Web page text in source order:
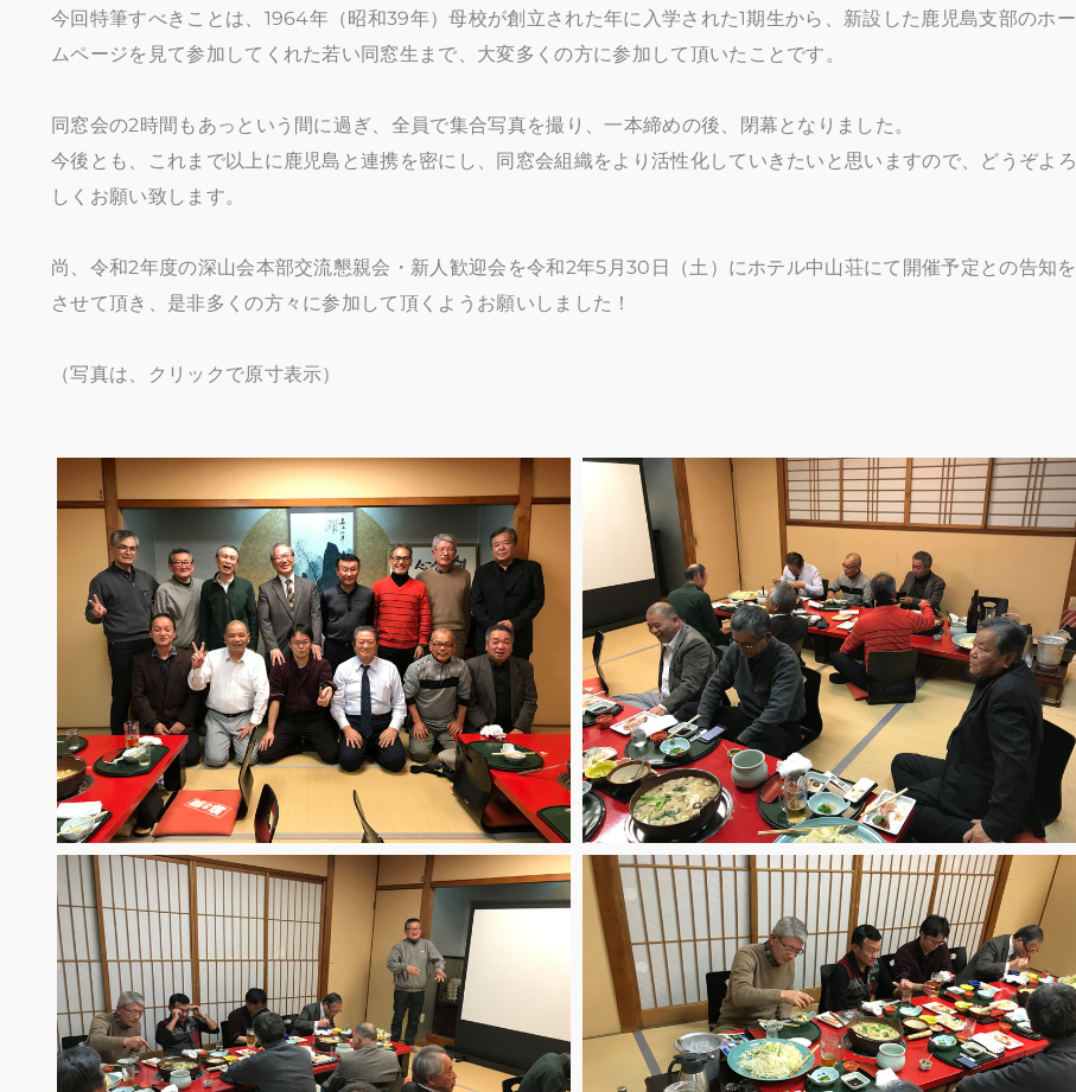
今回特筆すべきことは、1964年（昭和39年）母校が創立された年に入学された1期生から、新設した鹿児島支部のホー
ムページを見て参加してくれた若い同窓生まで、大変多くの方に参加して頂いたことです。
同窓会の2時間もあっという間に過ぎ、全員で集合写真を撮り、一本締めの後、閉幕となりました。
今後とも、これまで以上に鹿児島と連携を密にし、同窓会組織をより活性化していきたいと思いますので、どうぞよろ
しくお願い致します。
尚、令和2年度の深山会本部交流懇親会・新人歓迎会を令和2年5月30日（土）にホテル中山荘にて開催予定との告知を
させて頂き、是非多くの方々に参加して頂くようお願いしました！
​（写真は、クリックで原寸表示）